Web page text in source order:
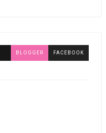
BLOGGER FACEBOOK